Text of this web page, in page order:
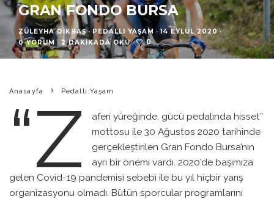
GRAN FONDO BURSA
ZÜLEYHA DIKBAŞ · PEDALLI YAŞAM · 14 EYLÜL 2020 ·
0 YORUM · 2 DAKIKADA OKU · 0
Anasayfa Pedallı Yaşam
“Z
aferi yüreğinde, gücü pedalında hisset”
mottosu ile 30 Ağustos 2020 tarihinde
gerçekleştirilen Gran Fondo Bursa’nın
ayrı bir önemi vardı. 2020’de başımıza
gelen Covid-19 pandemisi sebebi ile bu yıl hiçbir yarış
organizasyonu olmadı. Bütün sporcular programlarını